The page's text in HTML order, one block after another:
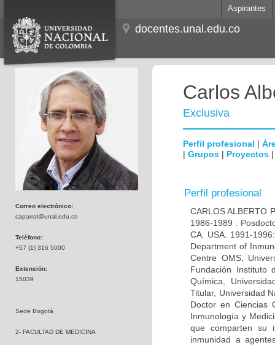
Aspirantes
docentes.unal.edu.co
Correo electrónico:
caparral@unal.edu.co
Teléfono:
+57 (1) 316 5000
Extensión:
15039
Sede Bogotá
2- FACULTAD DE MEDICINA
Carlos
Exclusiva
Perfil profesional |
| Grupos | Proyectos
Perfil profesional
CARLOS ALBERTO
1986-1989 :
CA. USA. 1991-
Department of
Centre OMS,
Fundación Instituto
Química,
Titular, Universidad
Doctor en Ciencias
Inmunología y
que comparten su
inmunidad a